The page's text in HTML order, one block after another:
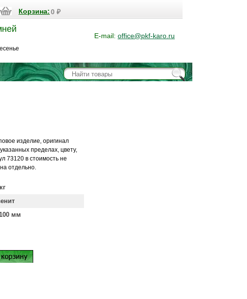
Корзина:0 ₽
E-mail: office@pkf-karo.ru
изделие, оригинал
пределах, цвету,
73120 в стоимость не
отдельно.
мм